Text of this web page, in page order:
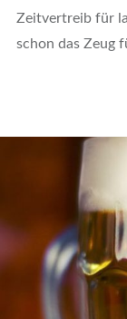
Zeitvertreib für
schon das Zeug